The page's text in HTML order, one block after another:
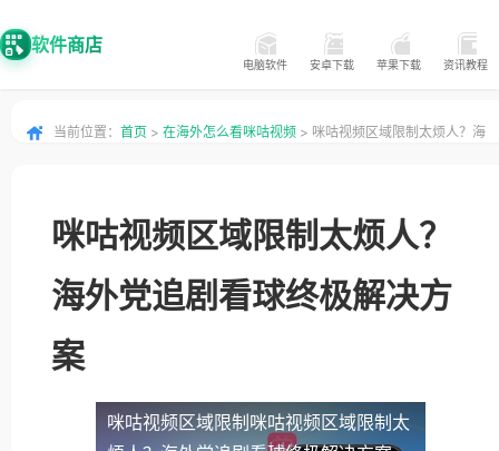
软件商店
电脑软件 安卓下载 苹果下载 资讯教程
当前位置： 首页 > 在海外怎么看咪咕视频 > 咪咕视频区域限制太烦人？海
咪咕视频区域限制太烦人？
海外党追剧看球终极解决方
案
咪咕视频区域限制 咪咕视频区域限制太